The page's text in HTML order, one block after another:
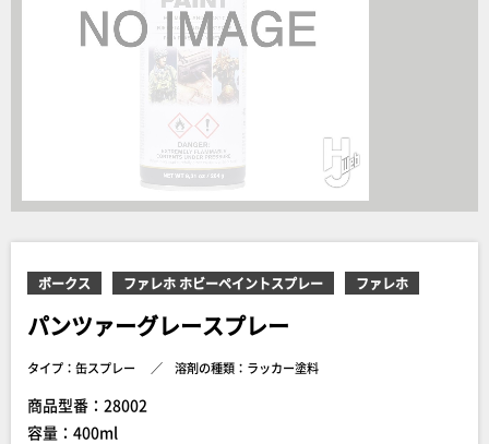
ボークス ファレホ ホビーペイントスプレー ファレホ
パンツァーグレースプレー
タイプ：缶スプレー 溶剤の種類：ラッカー塗料
商品型番：28002
容量：400ml